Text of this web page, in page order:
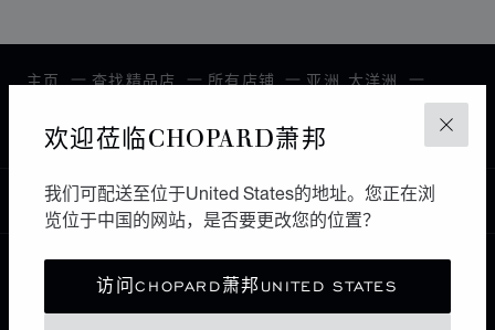
关闭
欢迎莅临CHOPARD萧邦
我们可配送至位于United States的地址。您正在浏
览位于中国的网站，是否要更改您的位置？
访问CHOPARD萧邦UNITED STATES
主页 查找精品店 所有店铺 亚洲 大洋洲
中国
本地化（更改国家/地区）
更改国家/地区
联系我们